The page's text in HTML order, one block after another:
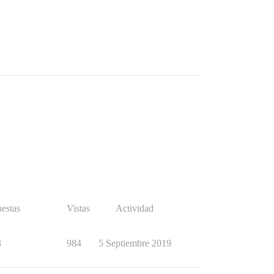
Vistas Actividad
984 5 Septiembre 2019